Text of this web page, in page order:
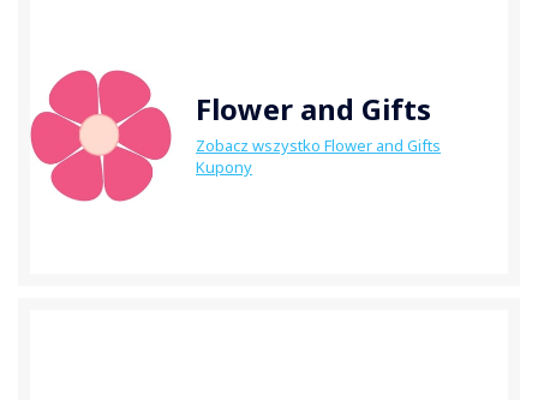
Flower and Gifts
Zobacz wszystko Flower and Gifts
Kupony